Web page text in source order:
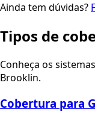
Ainda tem dúvidas?
Tipos de
Conheça os
Brooklin.
Cobertura para